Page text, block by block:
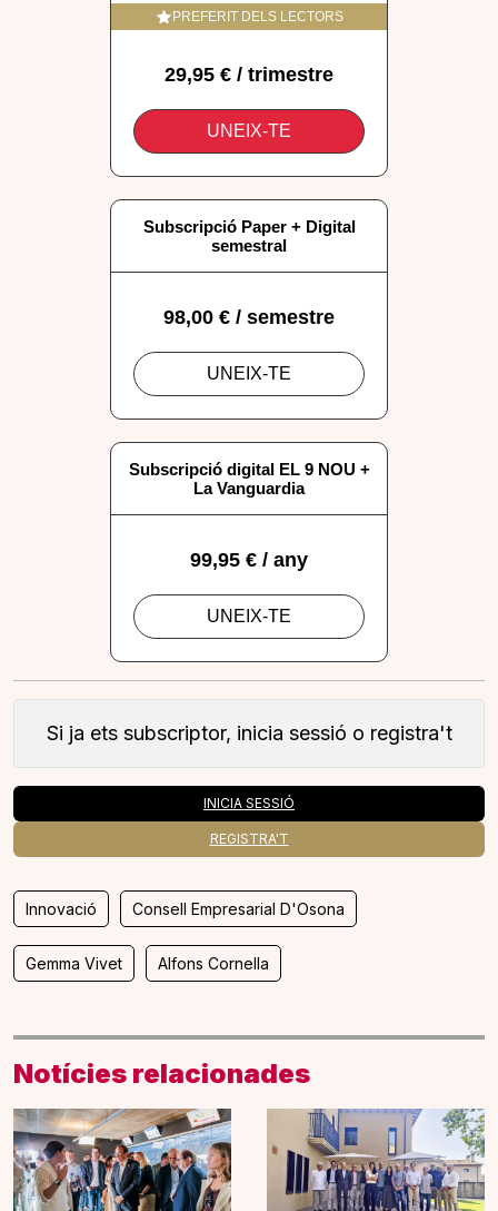
Si ja ets subscriptor, inicia sessió o registra't
INICIA SESSIÓ
REGISTRA'T
Innovació Consell Empresarial D'Osona
Gemma Vivet Alfons Cornella
Notícies relacionades